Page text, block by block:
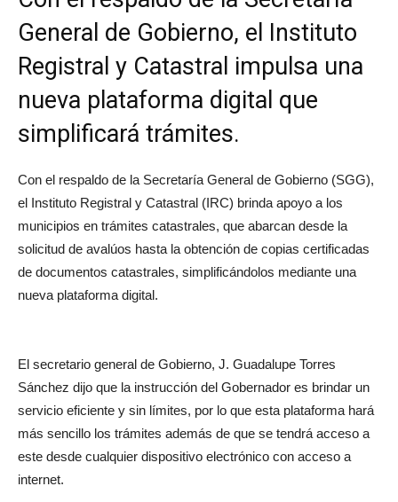
General de Gobierno, el Instituto
Registral y Catastral impulsa una
nueva plataforma digital que
simplificará trámites.
Con el respaldo de la Secretaría General de Gobierno (SGG),
el Instituto Registral y Catastral (IRC) brinda apoyo a los
municipios en trámites catastrales, que abarcan desde la
solicitud de avalúos hasta la obtención de copias certificadas
de documentos catastrales, simplificándolos mediante una
nueva plataforma digital.
El secretario general de Gobierno, J. Guadalupe Torres
Sánchez dijo que la instrucción del Gobernador es brindar un
servicio eficiente y sin límites, por lo que esta plataforma hará
más sencillo los trámites además de que se tendrá acceso a
este desde cualquier dispositivo electrónico con acceso a
internet.